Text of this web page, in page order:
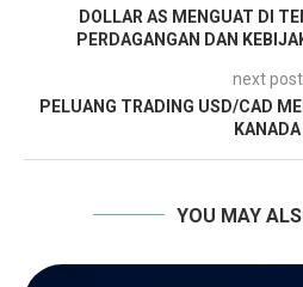
DOLLAR AS MENGUAT DI
PERDAGANGAN DAN
next post
PELUANG TRADING USD/CAD
KANADA
YOU MAY